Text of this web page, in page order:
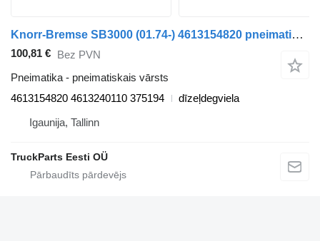
Knorr-Bremse SB3000 (01.74-) 4613154820 pneimatiskais vārsts paredzēts DAF MB, B, FHD, EOS, DB, SB Bus (1970-2001) autobusa
100,81 € Bez PVN
Pneimatika - pneimatiskais vārsts
4613154820 4613240110 375194
dīzeļdegviela
Igaunija, Tallinn
TruckParts Eesti OÜ